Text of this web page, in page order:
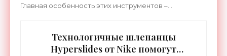
Главная особенность этих инструментов –
Технологичные шлепанцы
Hyperslides от Nike помогут